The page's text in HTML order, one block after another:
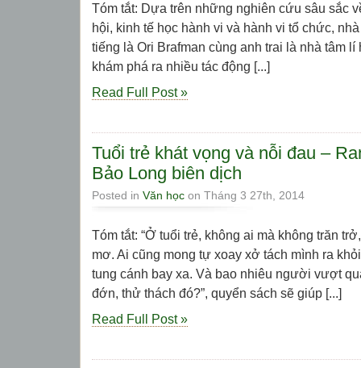
Tóm tắt: Dựa trên những nghiên cứu sâu sắc
hội, kinh tế học hành vi và hành vi tổ chức,
tiếng là Ori Brafman cùng anh trai là nhà tâm lí
khám phá ra nhiều tác động [...]
Read Full Post »
Tuổi trẻ khát vọng và nỗi đau –
Bảo Long biên dịch
Posted in Văn học on Tháng 3 27th, 2014
Tóm tắt: “Ở tuổi trẻ, không ai mà không trăn
mơ. Ai cũng mong tự xoay xở tách mình ra
tung cánh bay xa. Và bao nhiêu người vượt
đớn, thử thách đó?”, quyển sách sẽ giúp [...]
Read Full Post »